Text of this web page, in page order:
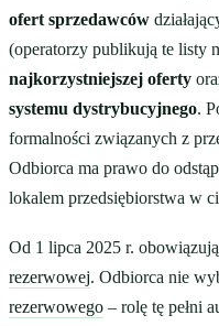
ofert sprzedawców
(operatorzy publikują te listy
najkorzystniejszej oferty
systemu dystrybucyjnego.
formalności związanych z
Odbiorca ma prawo do
lokalem przedsiębiorstwa w
Od 1 lipca 2025 r.
rezerwowej. Odbiorca nie
rezerwowego – rolę tę pełni